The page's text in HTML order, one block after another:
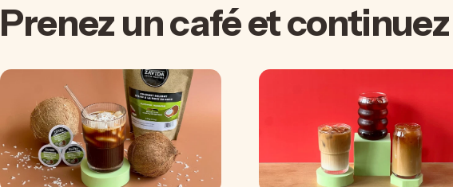
Prenez uncaféetcontinuez